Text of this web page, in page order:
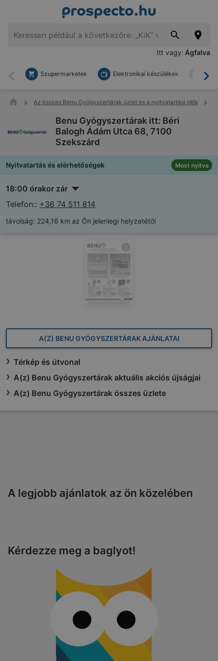
Itt vagy: Ágfalva
Vissza
Szupermarketek Elektronikai készülékek
Az összes Benu Gyógyszertárak üzlet és a nyitvatartási idők
Benu Gyógyszertárak itt: Béri
Balogh Ádám Utca 68, 7100
Szekszárd
Nyitvatartás és elérhetőségek Most nyitva
18:00 órakor zár
Telefon:: +36 74 511 814
távolság: 224,16 km az Ön jelenlegi helyzetétől
A(Z) BENU GYÓGYSZERTÁRAK AJÁNLATAI
Térkép és útvonal
A(z) Benu Gyógyszertárak aktuális akciós újságjai
A(z) Benu Gyógyszertárak összes üzlete
A legjobb ajánlatok az ön közelében
Kérdezze meg a baglyot!